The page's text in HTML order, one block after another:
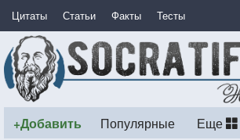
Цитаты Статьи Факты Тесты
+Добавить Популярные Еще